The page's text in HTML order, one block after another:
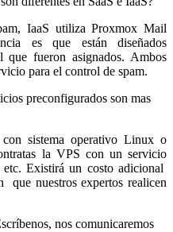
IaaS utiliza Proxmox Mail
es que están diseñados
que fueron asignados. Ambos
para el control de spam.
preconfigurados son mas
sistema operativo Linux o
la VPS con un servicio
Existirá un costo adicional
que nuestros expertos realicen
nos comunicaremos